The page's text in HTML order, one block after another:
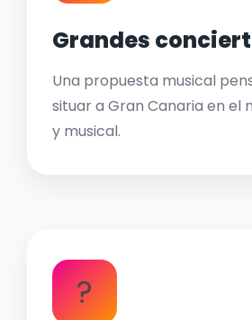
Grandes
Una propuesta musical
situar a Gran Canaria en el
y musical.
?